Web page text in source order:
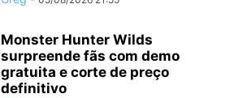
Monster Hunter Wilds
surpreende fãs com demo
gratuita e corte de preço
definitivo